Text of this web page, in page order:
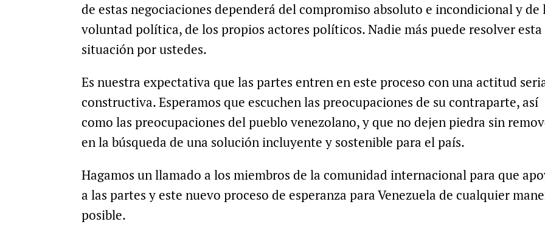
de estas negociaciones dependerá del compromiso absoluto e incondicional y de
voluntad política, de los propios actores políticos. Nadie más puede resolver esta
situación por ustedes.
Es nuestra expectativa que las partes entren en este proceso con una actitud
constructiva. Esperamos que escuchen las preocupaciones de su contraparte, así
como las preocupaciones del pueblo venezolano, y que no dejen piedra sin
en la búsqueda de una solución incluyente y sostenible para el país.
Hagamos un llamado a los miembros de la comunidad internacional para que
a las partes y este nuevo proceso de esperanza para Venezuela de cualquier
posible.